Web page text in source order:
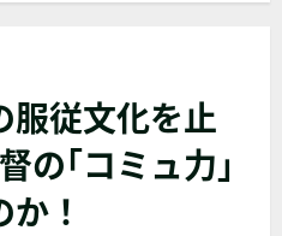
服従文化を止
の｢コミュ力｣
か！